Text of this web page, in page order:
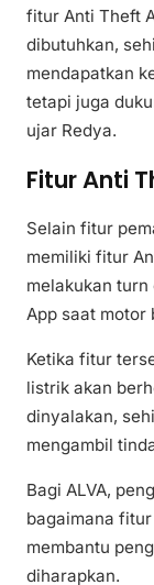
fitur Anti Theft
dibutuhkan,
mendapatkan
tetapi juga
ujar Redya.
Fitur Anti
Selain fitur
memiliki fitur
melakukan
App saat motor
Ketika fitur
listrik akan
dinyalakan,
mengambil
Bagi ALVA,
bagaimana
membantu
diharapkan.